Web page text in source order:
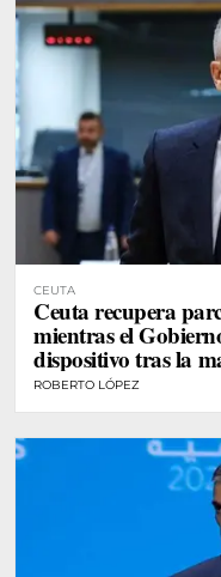
CEUTA
Ceuta recupera
mientras el
dispositivo tras la
historia
ROBERTO LÓPEZ